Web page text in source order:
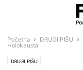
Početna DRUGI PIŠU
Holokausta
DRUGI PIŠU